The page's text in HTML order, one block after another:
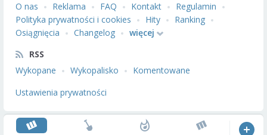
O nas
Reklama FAQ Kontakt
Regulamin
Polityka prywatności i cookies
Hity
Ranking
Osiągnięcia
Changelog
więcej
RSS
Wykopane
Wykopalisko
Komentowane
Ustawienia prywatności